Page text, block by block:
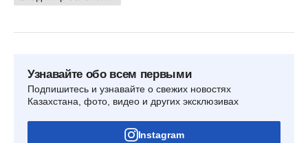
Узнавайте обо всем первыми
Подпишитесь и узнавайте о свежих новостях
Казахстана, фото, видео и других эксклюзивах
Instagram